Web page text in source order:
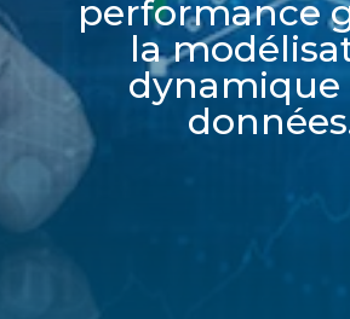
performance
la
dynamique